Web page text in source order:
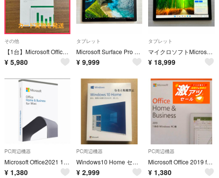
その他
【1台】Microsoft Office Home & Busines 2024
¥ 5,980
タブレット
Microsoft Surface Pro 第5世代CoreM3 4G 128G
¥ 9,999
タブレット
マイクロソフトMicrosoft Surface Pro6 i5 8G 128G
¥ 18,999
PC周辺機器
Microsoft Office2021 1PC for Mac 最新OSに対応
¥ 1,380
PC周辺機器
Windows10 Home セット
¥ 2,999
PC周辺機器
Microsoft Office 2019 for Win 1PC
¥ 1,380